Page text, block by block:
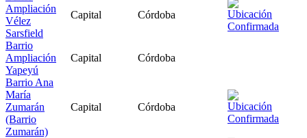
Ampliación
Vélez
Sarsfield
Capital Córdoba
Barrio
Ampliación
Yapeyú
Capital Córdoba
Barrio Ana
María
Zumarán
(Barrio
Zumarán)
Capital Córdoba